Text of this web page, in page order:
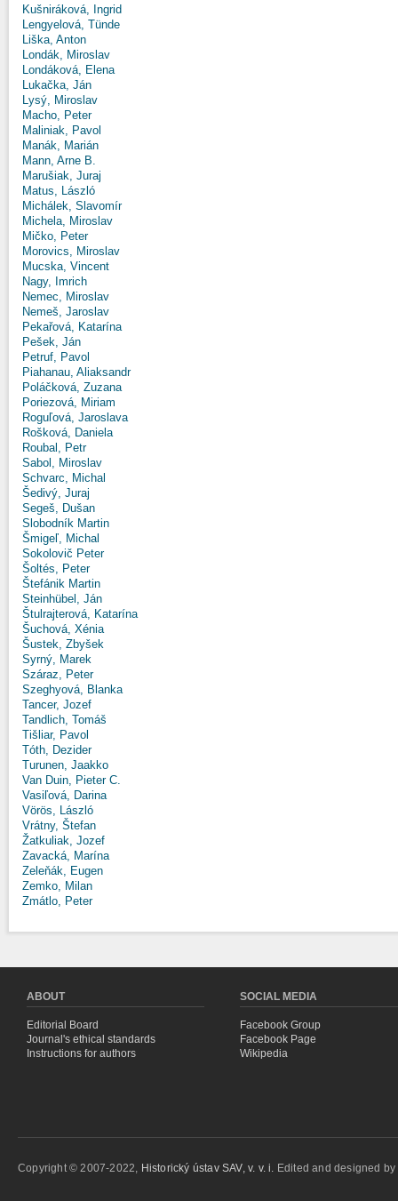
Kušniráková, Ingrid
Lengyelová, Tünde
Liška, Anton
Londák, Miroslav
Londáková, Elena
Lukačka, Ján
Lysý, Miroslav
Macho, Peter
Maliniak, Pavol
Manák, Marián
Mann, Arne B.
Marušiak, Juraj
Matus, László
Michálek, Slavomír
Michela, Miroslav
Mičko, Peter
Morovics, Miroslav
Mucska, Vincent
Nagy, Imrich
Nemec, Miroslav
Nemeš, Jaroslav
Pekařová, Katarína
Pešek, Ján
Petruf, Pavol
Piahanau, Aliaksandr
Poláčková, Zuzana
Poriezová, Miriam
Roguľová, Jaroslava
Rošková, Daniela
Roubal, Petr
Sabol, Miroslav
Schvarc, Michal
Šedivý, Juraj
Segeš, Dušan
Slobodník Martin
Šmigeľ, Michal
Sokolovič Peter
Šoltés, Peter
Štefánik Martin
Steinhübel, Ján
Štulrajterová, Katarína
Šuchová, Xénia
Šustek, Zbyšek
Syrný, Marek
Száraz, Peter
Szeghyová, Blanka
Tancer, Jozef
Tandlich, Tomáš
Tišliar, Pavol
Tóth, Dezider
Turunen, Jaakko
Van Duin, Pieter C.
Vasiľová, Darina
Vörös, László
Vrátny, Štefan
Žatkuliak, Jozef
Zavacká, Marína
Zeleňák, Eugen
Zemko, Milan
Zmátlo, Peter
ABOUT
Editorial Board
Journal's ethical standards
Instructions for authors
SOCIAL MEDIA
Facebook Group
Facebook Page
Wikipedia
Copyright © 2007-2022, Historický ústav SAV, v. v. i. Edited and designed by